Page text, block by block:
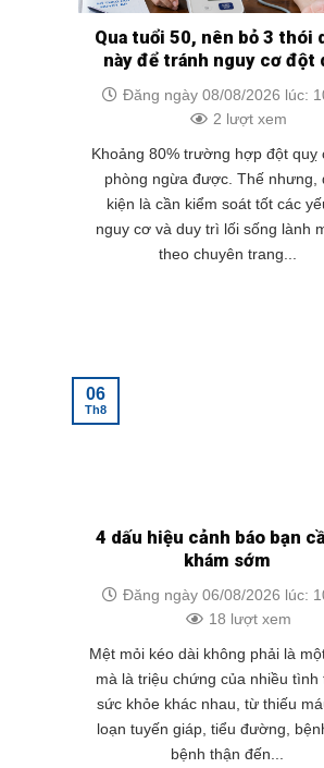
Qua tuổi 50, nên bỏ 3 thói
này để tránh nguy cơ đột
Đăng ngày 08/08/2026 lúc:
2 lượt xem
Khoảng 80% trường hợp đột quỵ
phòng ngừa được. Thế nhưng,
kiện là cần kiểm soát tốt các
nguy cơ và duy trì lối sống lành
theo chuyên trang...
4 dấu hiệu cảnh báo bạn
khám sớm
Đăng ngày 06/08/2026 lúc:
18 lượt xem
Mệt mỏi kéo dài không phải là
mà là triệu chứng của nhiều tình
sức khỏe khác nhau, từ thiếu
loạn tuyến giáp, tiểu đường,
bệnh thận đến...
06
Th8